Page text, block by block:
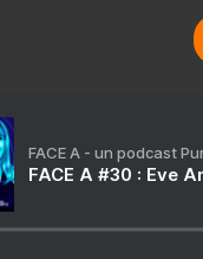
FACE A - un podcast
FACE A #30 : Eve